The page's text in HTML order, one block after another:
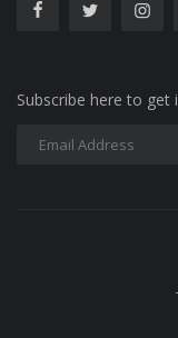
Subscribe here to